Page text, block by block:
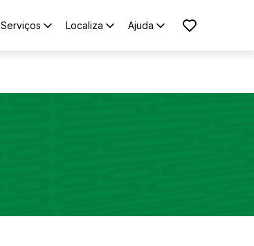
Serviços Localiza Ajuda